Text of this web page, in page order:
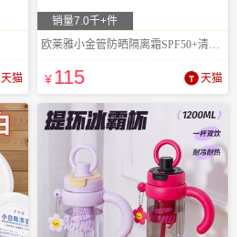
天猫
销量7.0千+件
欧莱雅小金管防晒隔离霜SPF50+清爽全身适用
¥115 天猫